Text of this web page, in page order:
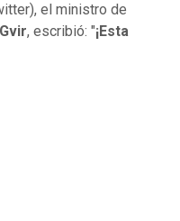
el ministro de
, escribió: "¡Esta